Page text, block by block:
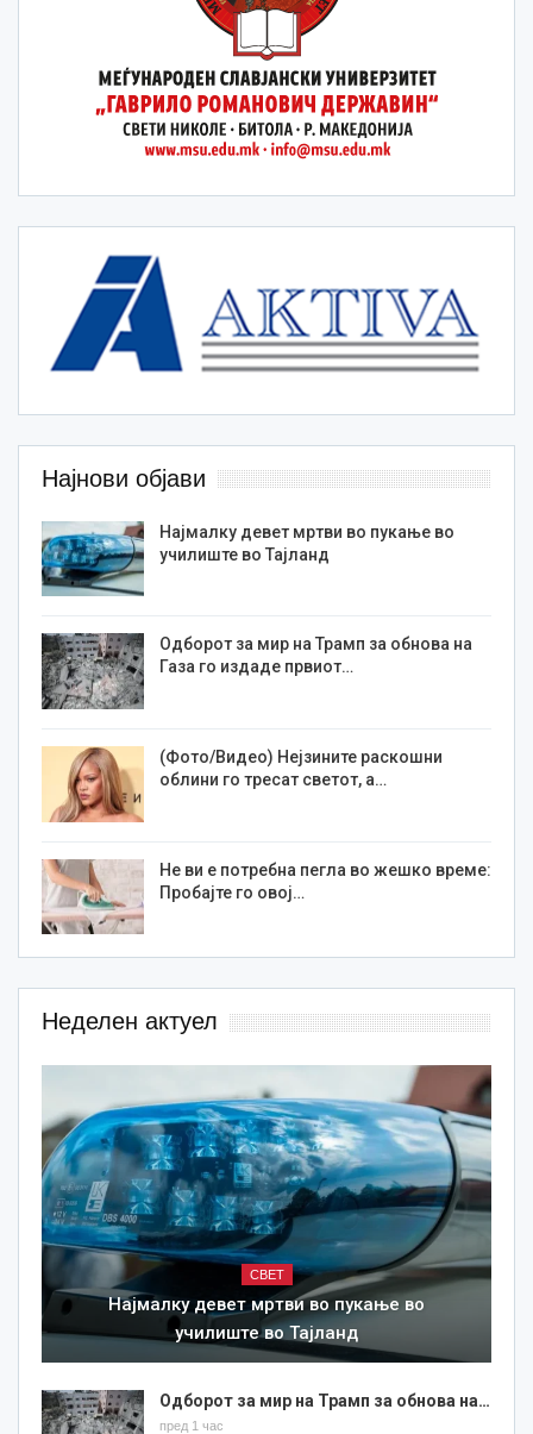
Најнови објави
Најмалку девет мртви во пукање во
училиште во Тајланд
Одборот за мир на Трамп за обнова на
Газа го издаде првиот…
(Фото/Видео) Нејзините раскошни
облини го тресат светот, а…
Не ви е потребна пегла во жешко време:
Пробајте го овој…
Неделен актуел
СВЕТ
Најмалку девет мртви во пукање во
училиште во Тајланд
Одборот за мир на Трамп за обнова на…
пред 1 час